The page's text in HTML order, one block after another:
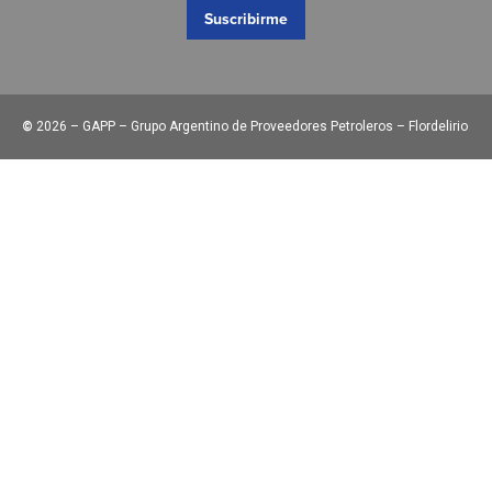
Suscribirme
© 2026 – GAPP – Grupo Argentino de Proveedores Petroleros – Flordelirio